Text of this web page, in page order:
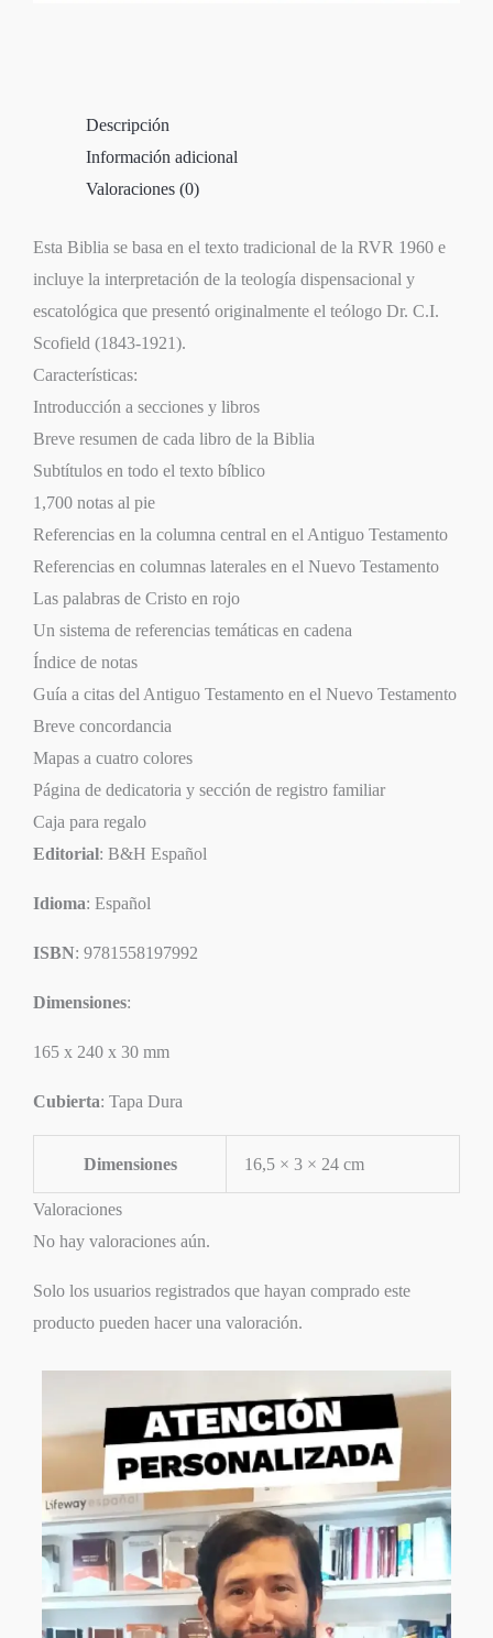
Descripción
Información adicional
Valoraciones (0)
Esta Biblia se basa en el texto tradicional de la RVR 1960 e
incluye la interpretación de la teología dispensacional y
escatológica que presentó originalmente el teólogo Dr. C.I.
Scofield (1843-1921).
Características:
Introducción a secciones y libros
Breve resumen de cada libro de la Biblia
Subtítulos en todo el texto bíblico
1,700 notas al pie
Referencias en la columna central en el Antiguo Testamento
Referencias en columnas laterales en el Nuevo Testamento
Las palabras de Cristo en rojo
Un sistema de referencias temáticas en cadena
Índice de notas
Guía a citas del Antiguo Testamento en el Nuevo Testamento
Breve concordancia
Mapas a cuatro colores
Página de dedicatoria y sección de registro familiar
Caja para regalo
Editorial: B&H Español
Idioma: Español
ISBN: 9781558197992
Dimensiones:
165 x 240 x 30 mm
Cubierta: Tapa Dura
Dimensiones 16,5 × 3 × 24 cm
Valoraciones
No hay valoraciones aún.
Solo los usuarios registrados que hayan comprado este
producto pueden hacer una valoración.